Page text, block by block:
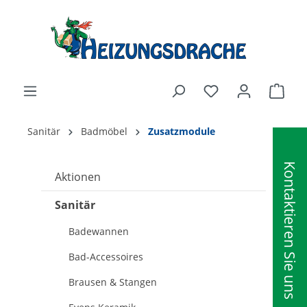
Kontaktieren Sie uns
Sanitär Badmöbel Zusatzmodule
Aktionen
Sanitär
Badewannen
Bad-Accessoires
Brausen & Stangen